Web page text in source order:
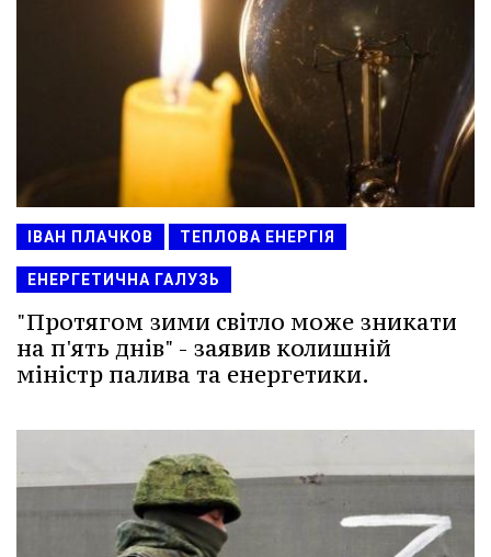
ІВАН ПЛАЧКОВ ТЕПЛОВА ЕНЕРГІЯ
ЕНЕРГЕТИЧНА ГАЛУЗЬ
"Протягом зими світло може зникати
на п'ять днів" - заявив колишній
міністр палива та енергетики.